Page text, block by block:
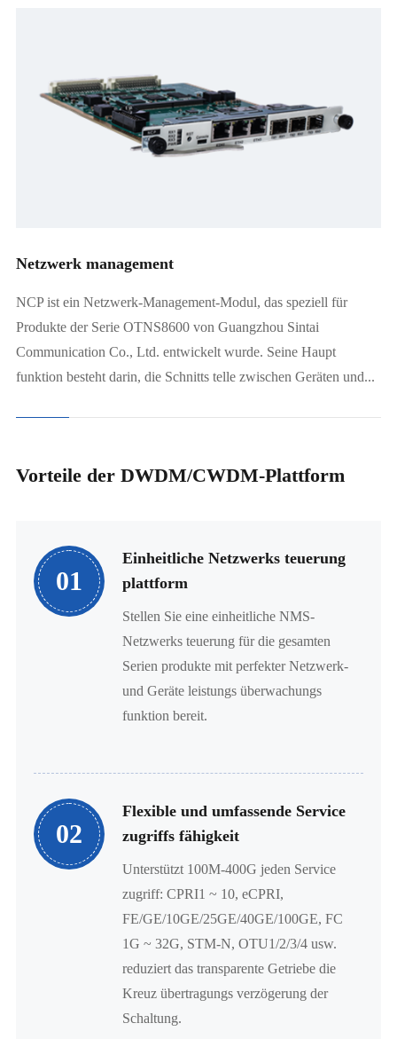
Netzwerksteuerungs-Verwaltungs karte
Netzwerk management
NCP ist ein Netzwerk-Management-Modul, das speziell für
Produkte der Serie OTNS8600 von Guangzhou Sintai
Communication Co., Ltd. entwickelt wurde. Seine Haupt
funktion besteht darin, die Schnitts telle zwischen Geräten und...
Vorteile der DWDM/CWDM-Plattform
01
Einheitliche Netzwerks teuerung
plattform
Stellen Sie eine einheitliche NMS-
Netzwerks teuerung für die gesamten
Serien produkte mit perfekter Netzwerk-
und Geräte leistungs überwachungs
funktion bereit.
02
Flexible und umfassende Service
zugriffs fähigkeit
Unterstützt 100M-400G jeden Service
zugriff: CPRI1 ~ 10, eCPRI,
FE/GE/10GE/25GE/40GE/100GE, FC
1G ~ 32G, STM-N, OTU1/2/3/4 usw.
reduziert das transparente Getriebe die
Kreuz übertragungs verzögerung der
Schaltung.